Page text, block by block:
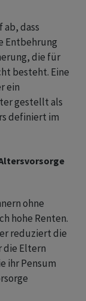
dass
Entbehrung
die für
besteht. Eine
ein
gestellt als
definiert im
ohne
hohe Renten.
reduziert die
die Eltern
ihr Pensum